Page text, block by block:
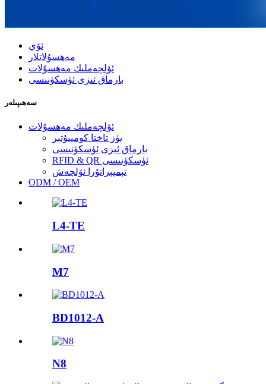
ئۆي
مەھسۇلاتلار
ئۆلچەملىك مەھسۇلات
بارماق ئىزى ئۈسكۈنىسى
سەھىپىلەر
ئۆلچەملىك مەھسۇلات
يۈز تاختا كومپيۇتېر
بارماق ئىزى ئۈسكۈنىسى
RFID & QR ئۈسكۈنىسى
تېمپېراتۇرا ئۆلچەش
ODM / OEM
L4-TE
M7
BD1012-A
N8